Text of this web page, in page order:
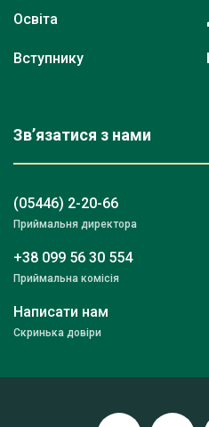
Освіта
Вступнику
Зв’язатися з нами
(05446) 2-20-66
Приймальня директора
+38 099 56 30 554
Приймальна комісія
Написати нам
Скринька довіри